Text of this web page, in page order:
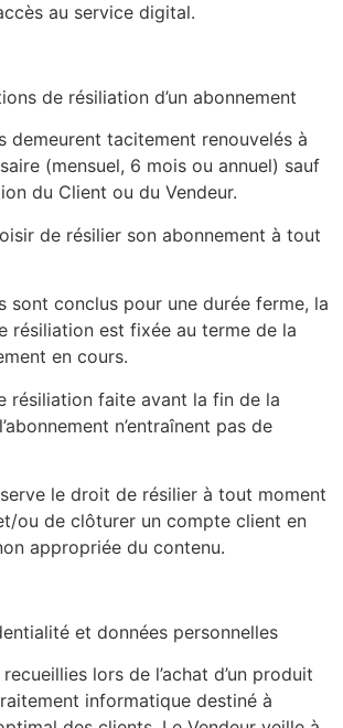
au service digital.
de résiliation d’un abonnement
demeurent tacitement renouvelés à
(mensuel, 6 mois ou annuel) sauf
du Client ou du Vendeur.
de résilier son abonnement à tout
sont conclus pour une durée ferme, la
résiliation est fixée au terme de la
en cours.
résiliation faite avant la fin de la
n’entraînent pas de
le droit de résilier à tout moment
ou de clôturer un compte client en
appropriée du contenu.
et données personnelles
lors de l’achat d’un produit
informatique destiné à